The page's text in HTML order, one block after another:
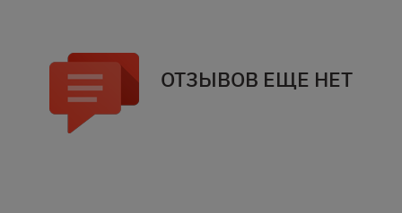
ОТЗЫВОВ ЕЩЕ НЕТ